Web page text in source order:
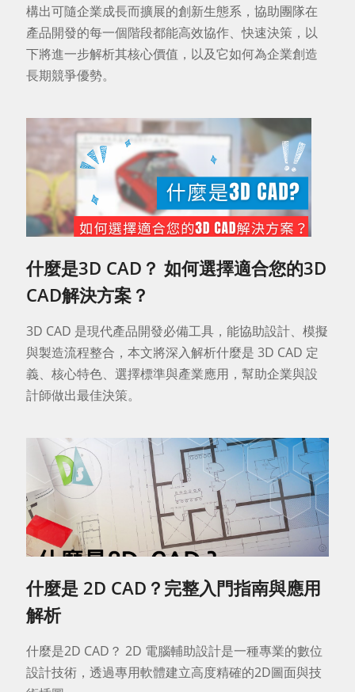
構出可隨企業成長而擴展的創新生態系，協助團隊在
產品開發的每一個階段都能高效協作、快速決策，以
下將進一步解析其核心價值，以及它如何為企業創造
長期競爭優勢。
什麼是3D CAD？ 如何選擇適合您的3D
CAD解決方案？
3D CAD 是現代產品開發必備工具，能協助設計、模擬
與製造流程整合，本文將深入解析什麼是 3D CAD 定
義、核心特色、選擇標準與產業應用，幫助企業與設
計師做出最佳決策。
什麼是 2D CAD？完整入門指南與應用
解析
什麼是2D CAD？ 2D 電腦輔助設計是一種專業的數位
設計技術，透過專用軟體建立高度精確的2D圖面與技